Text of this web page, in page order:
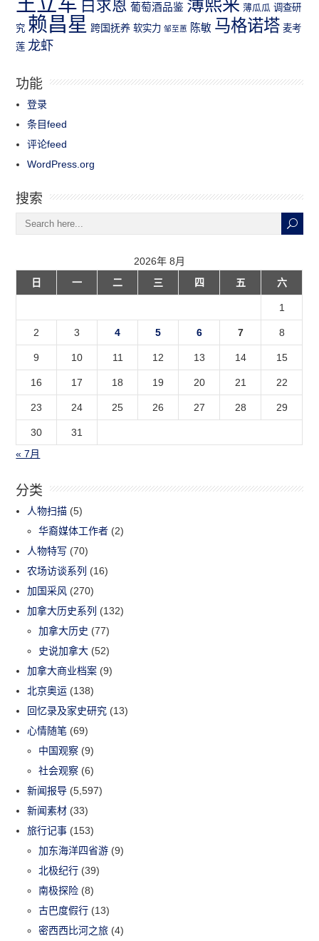
白求恩 葡萄酒品鉴 薄熙来 薄瓜瓜 调查研
究 赖昌星 跨国抚养 软实力 邹至蕙 陈敏 马格诺塔 麦考
莲 龙虾
功能
登录
条目feed
评论feed
WordPress.org
搜索
2026年 8月
日
一 二 三 四 五 六
1
2 3 4 5 6 7 8
9 10 11 12 13 14 15
16 17 18 19 20 21 22
23 24 25 26 27 28 29
30
31
« 7月
分类
人物扫描 (5)
华裔媒体工作者 (2)
人物特写 (70)
农场访谈系列 (16)
加国采风 (270)
加拿大历史系列 (132)
加拿大历史 (77)
史说加拿大 (52)
加拿大商业档案 (9)
北京奥运 (138)
回忆录及家史研究 (13)
心情随笔 (69)
中国观察 (9)
社会观察 (6)
新闻报导 (5,597)
新闻素材 (33)
旅行记事 (153)
加东海洋四省游 (9)
北极纪行 (39)
南极探险 (8)
古巴度假行 (13)
密西西比河之旅 (4)